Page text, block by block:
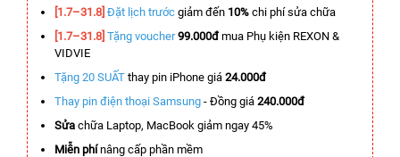
[1.7–31.8] Đặt lịch trước giảm đến 10% chi phí sửa chữa
[1.7–31.8] Tặng voucher 99.000đmua Phụ kiện REXON &
VIDVIE
Tặng 20 SUẤT thay pin iPhone giá 24.000đ
Thay pin điện thoại Samsung - Đồng giá 240.000đ
Sửa chữa Laptop, MacBook giảm ngay 45%
Miễn phínâng cấp phần mềm